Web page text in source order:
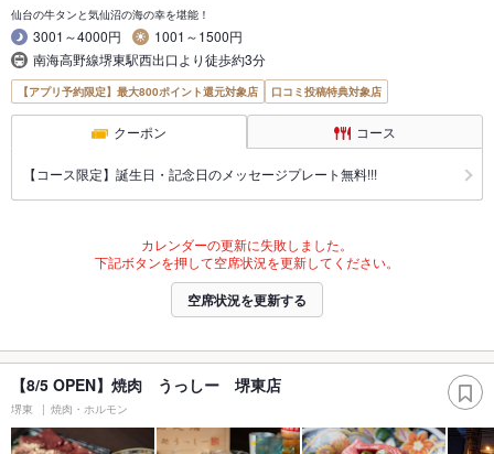
仙台の牛タンと気仙沼の海の幸を堪能！
3001～4000円
1001～1500円
南海高野線堺東駅西出口より徒歩約3分
【アプリ予約限定】最大800ポイント還元対象店 口コミ投稿特典対象店
クーポン コース
【コース限定】誕生日・記念日のメッセージプレート無料!!!
カレンダーの更新に失敗しました。
下記ボタンを押して空席状況を更新してください。
空席状況を更新する
【8/5 OPEN】焼肉 うっしー 堺東店
堺東 焼肉・ホルモン